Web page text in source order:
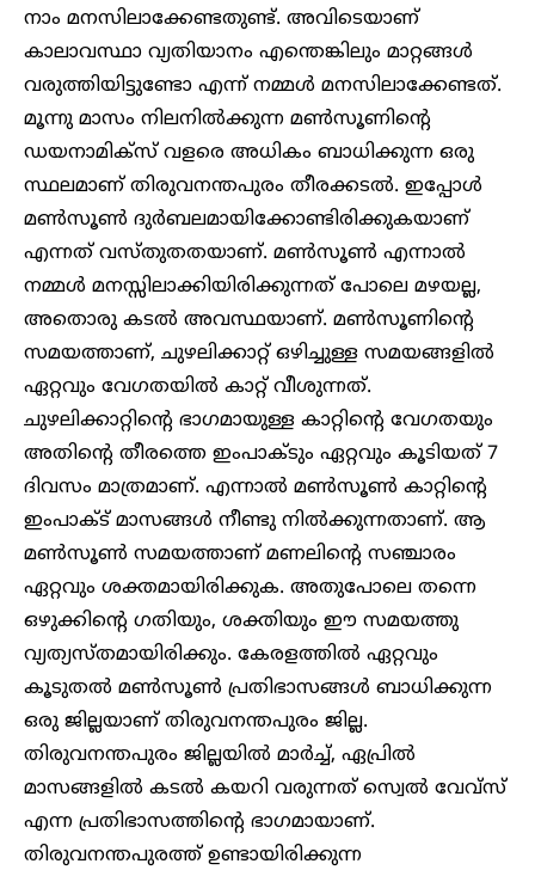
നാം മനസിലാക്കേണ്ടതുണ്ട്. അവിടെയാണ്
കാലാവസ്ഥാ വ്യതിയാനം എന്തെങ്കിലും മാറ്റങ്ങൾ
വരുത്തിയിട്ടുണ്ടോ എന്ന് നമ്മൾ മനസിലാക്കേണ്ടത്.
മൂന്നു മാസം നിലനിൽക്കുന്ന മൺസൂണിന്റെ
ഡയനാമിക്സ് വളരെ അധികം ബാധിക്കുന്ന ഒരു
സ്ഥലമാണ് തിരുവനന്തപുരം തീരക്കടൽ. ഇപ്പോൾ
മൺസൂൺ ദുർബലമായിക്കോണ്ടിരിക്കുകയാണ്
എന്നത് വസ്തുതതയാണ്. മൺസൂൺ എന്നാൽ
നമ്മൾ മനസ്സിലാക്കിയിരിക്കുന്നത് പോലെ മഴയല്ല,
അതൊരു കടൽ അവസ്ഥയാണ്. മൺസൂണിന്റെ
സമയത്താണ്, ചുഴലിക്കാറ്റ് ഒഴിച്ചുള്ള സമയങ്ങളിൽ
ഏറ്റവും വേഗതയിൽ കാറ്റ് വീശുന്നത്.
ചുഴലിക്കാറ്റിൻ്റെ ഭാഗമായുള്ള കാറ്റിൻ്റെ വേഗതയും
അതിൻ്റെ തീരത്തെ ഇംപാക്ടും ഏറ്റവും കൂടിയത് 7
ദിവസം മാത്രമാണ്. എന്നാൽ മൺസൂൺ കാറ്റിൻ്റെ
ഇംപാക്ട് മാസങ്ങൾ നീണ്ടു നിൽക്കുന്നതാണ്. ആ
മൺസൂൺ സമയത്താണ് മണലിന്റെ സഞ്ചാരം
ഏറ്റവും ശക്തമായിരിക്കുക. അതുപോലെ തന്നെ
ഒഴുക്കിന്റെ ഗതിയും, ശക്തിയും ഈ സമയത്തു
വ്യത്യസ്തമായിരിക്കും. കേരളത്തിൽ ഏറ്റവും
കൂടുതൽ മൺസൂൺ പ്രതിഭാസങ്ങൾ ബാധിക്കുന്ന
ഒരു ജില്ലയാണ് തിരുവനന്തപുരം ജില്ല.
തിരുവനന്തപുരം ജില്ലയിൽ മാർച്ച്, ഏപ്രിൽ
മാസങ്ങളിൽ കടൽ കയറി വരുന്നത് സ്വെൽ വേവ്സ്
എന്ന പ്രതിഭാസത്തിന്റെ ഭാഗമായാണ്.
തിരുവനന്തപുരത്ത് ഉണ്ടായിരിക്കുന്ന